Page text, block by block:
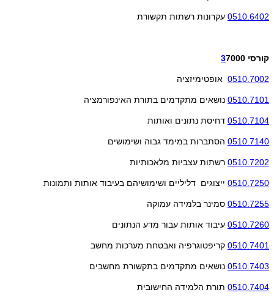
0510.6402 עקרונות רשתות תקשורת
קורסי 7000
3
0510.7002 אופטימיזציה
0510.7101 נושאים מתקדמים בתורת האינפורמציה
0510.7104 דחיסת נתונים ואותות
0510.7140 הסתברות במימד גבוה ושימושים
0510.7202 רשתות עצביות מלאכותיות
0510.7250 ייצוגים דליליים ושימושיהם בעיבוד אותות ותמונות
0510.7255 סמינר בלמידה עמוקה
0510.7260 עיבוד אותות עבור מדע הנתונים
0510.7401 קריפטוגרפיה ואבטחת מערכות מחשב
0510.7403 נושאים מתקדמים בתקשורת מחשבים
0510.7404 תורת הלמידה החישובית